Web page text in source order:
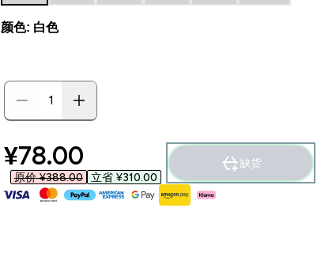
颜色: 白色
discounted price
¥78.00‎
原价 ¥388.00‎ 立省 ¥310.00‎
缺货